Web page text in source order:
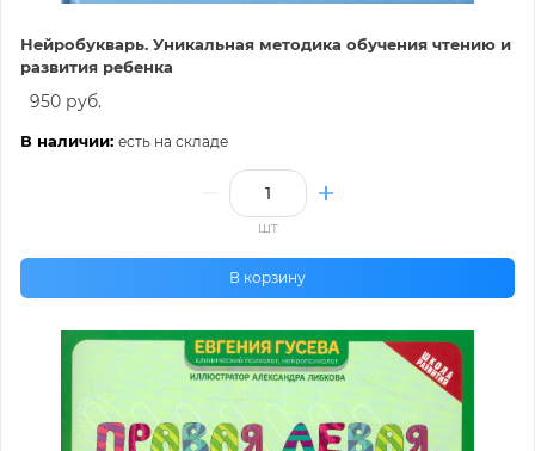
Нейробукварь. Уникальная методика обучения чтению и
развития ребенка
950 руб.
В наличии: есть на складе
шт
В корзину